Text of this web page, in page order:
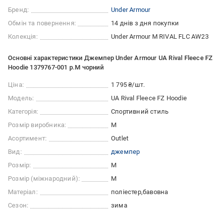
Бренд:
Under Armour
Обмін та повернення:
14 днів з дня покупки
Колекція:
Under Armour M RIVAL FLC AW23
Основні характеристики Джемпер Under Armour UA Rival Fleece FZ
Hoodie 1379767-001 р.M чорний
Ціна:
1 795 ₴/шт.
Модель:
UA Rival Fleece FZ Hoodie
Категорія:
Спортивний стиль
Розмір виробника:
M
Асортимент:
Outlet
Вид:
джемпер
Розмір:
M
Розмір (міжнародний):
M
Матеріал:
поліестер бавовна
Сезон:
зима